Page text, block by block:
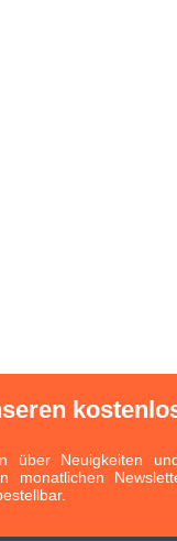
Neuigkeiten
monatlichen